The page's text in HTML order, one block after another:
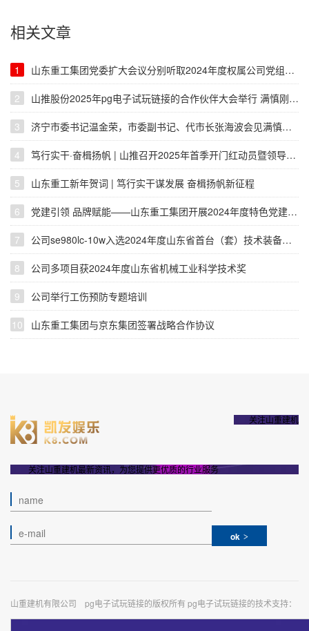
相关文章
1 山东重工集团党委扩大会议分别听取2024年度权属公司党组织、直属党组织书记全面从严治党述责述廉和抓基层党建工作述职
2 山推股份2025年pg电子试玩链接的合作伙伴大会举行 满慎刚张海波出席并致辞
3 济宁市委书记温金荣，市委副书记、代市长张海波会见满慎刚一行
4 笃行实干·奋楫扬帆 | 山推召开2025年首季开门红动员暨领导干部会议
5 山东重工新年贺词 | 笃行实干谋发展 奋楫扬帆新征程
6 党建引领 品牌赋能——山东重工集团开展2024年度特色党建品牌创评活动
7 公司se980lc-10w入选2024年度山东省首台（套）技术装备生产企业及产品名单
8 公司多项目获2024年度山东省机械工业科学技术奖
9 公司举行工伤预防专题培训
10 山东重工集团与京东集团签署战略合作协议
关注山重建机
关注山重建机最新资讯，为您提供更优质的行业服务
ok
山重建机有限公司 pg电子试玩链接的版权所有 pg电子试玩链接的技术支持：